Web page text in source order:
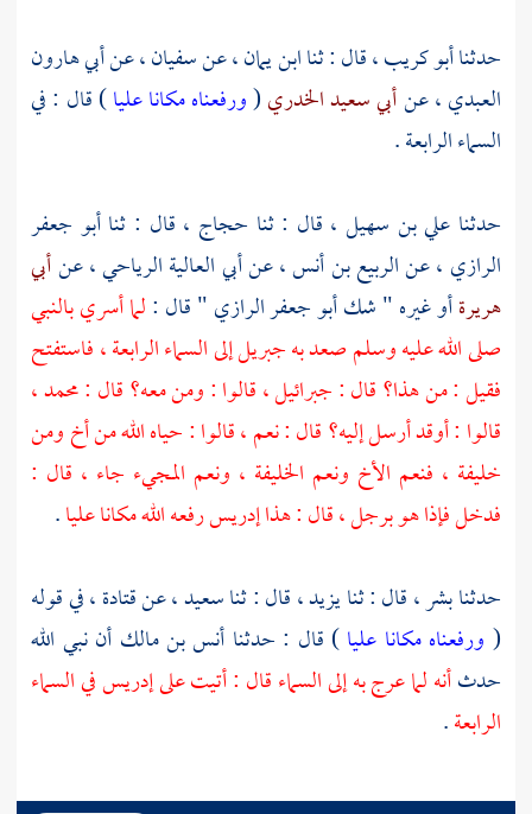
حدثناأبو كريب ،قال : ثناابن يمان ،عنسفيان ،عنأبي هارون
العبدي ،عنأبي سعيد الخدري(ورفعناه مكانا عليا) قال : في
السماء الرابعة .
حدثنا علي بن سهيل ، قال : ثنا حجاج ، قال : ثناأبو جعفر
الرازي ،عنالربيع بن أنس ،عنأبي العالية الرياحي ،عنأبي
هريرةأو غيره " شكأبو جعفر الرازي" قال :لما أسري بالنبي
صلى الله عليه وسلم صعد به جبريل إلى السماء الرابعة ، فاستفتح
فقيل : من هذا؟ قال : جبرائيل ، قالوا : ومن معه؟ قال : محمد ،
قالوا : أوقد أرسل إليه؟ قال : نعم ، قالوا : حياه الله من أخ ومن
خليفة ، فنعم الأخ ونعم الخليفة ، ونعم المجيء جاء ، قال :
فدخل فإذا هو برجل ، قال : هذا إدريس رفعه الله مكانا عليا.
حدثنابشر ،قال : ثنايزيد ،قال : ثناسعيد ،عنقتادة ،في قوله
( ورفعناه مكانا عليا) قال : حدثنا أنس بن مالك أن نبي الله
حدثأنه لما عرج به إلى السماء قال : أتيت على إدريس في السماء
الرابعة.